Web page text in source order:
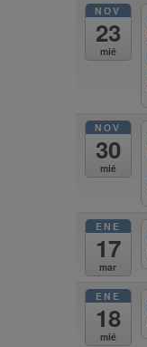
NOV
23
mié
NOV
30
mié
ENE
17
mar
ENE
18
mié